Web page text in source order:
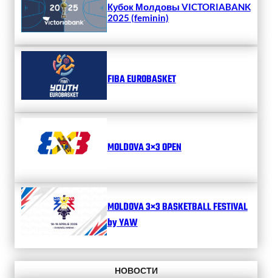
Кубок Молдовы VICTORIABANK
2025 (feminin)
FIBA EUROBASKET
MOLDOVA 3×3 OPEN
MOLDOVA 3×3 BASKETBALL FESTIVAL
by YAW
НОВОСТИ